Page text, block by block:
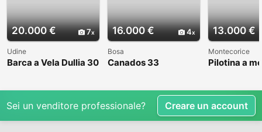
20.000 € 7
Udine
Barca a Vela Dullia 30
16.000 € 4
Bosa
Canados 33
13.000 €
Montecorice
Pilotina a
Sei un venditore professionale? Creare un account